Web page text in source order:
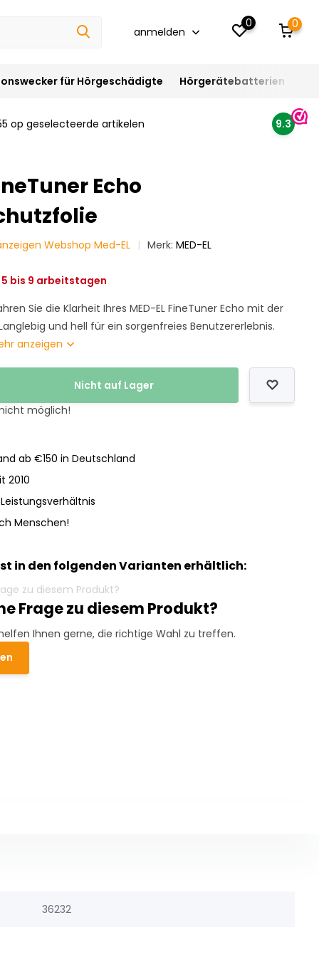
anmelden
0 0
für Hörgeschädigte Hörgerätebatterien
op geselecteerde artikelen 9.3
Echo
Webshop Med-EL Merk:MED-EL
5 bis 9 arbeitstagen
Sie die Klarheit Ihres MED-EL FineTuner Echo mit der
und hell für ein sorgenfreies Benutzererlebnis.
anzeigen
Nicht auf Lager
möglich!
ab €150 in Deutschland
2010
Menschen!
in den folgenden Varianten erhältlich:
Frage zu diesem Produkt?
Ihnen gerne, die richtige Wahl zu treffen.
36232